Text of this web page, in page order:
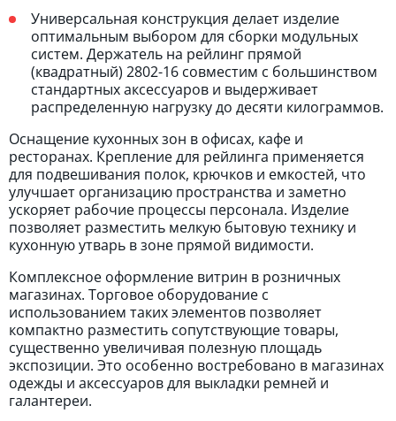
Универсальная конструкция делает изделие
оптимальным выбором для сборки модульных
систем. Держатель на рейлинг прямой
(квадратный) 2802-16 совместим с большинством
стандартных аксессуаров и выдерживает
распределенную нагрузку до десяти килограммов.
Оснащение кухонных зон в офисах, кафе и
ресторанах. Крепление для рейлинга применяется
для подвешивания полок, крючков и емкостей, что
улучшает организацию пространства и заметно
ускоряет рабочие процессы персонала. Изделие
позволяет разместить мелкую бытовую технику и
кухонную утварь в зоне прямой видимости.
Комплексное оформление витрин в розничных
магазинах. Торговое оборудование с
использованием таких элементов позволяет
компактно разместить сопутствующие товары,
существенно увеличивая полезную площадь
экспозиции. Это особенно востребовано в магазинах
одежды и аксессуаров для выкладки ремней и
галантереи.